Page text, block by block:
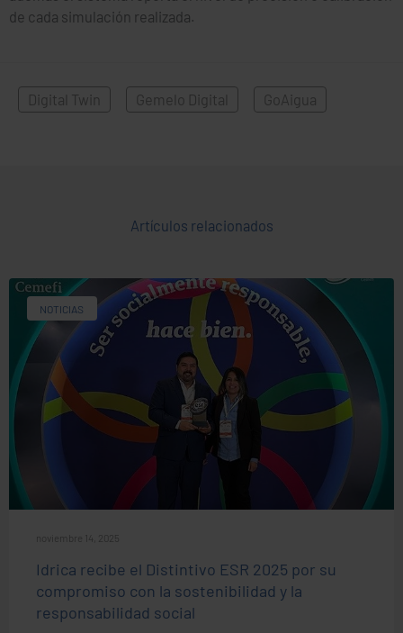
de cada simulación realizada.
Digital Twin Gemelo Digital GoAigua
Artículos relacionados
NOTICIAS
noviembre 14, 2025
Idrica recibe el Distintivo ESR 2025 por su
compromiso con la sostenibilidad y la
responsabilidad social